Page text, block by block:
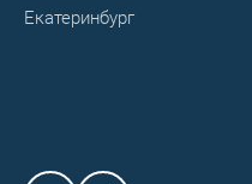
Екатеринбург